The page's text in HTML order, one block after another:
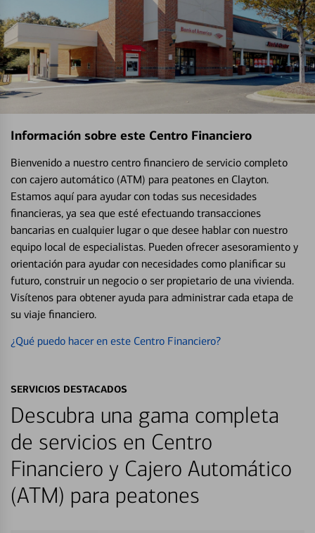
Información sobre este Centro Financiero
Bienvenido a nuestro centro financiero de servicio completo
con cajero automático (ATM) para peatones en Clayton.
Estamos aquí para ayudar con todas sus necesidades
financieras, ya sea que esté efectuando transacciones
bancarias en cualquier lugar o que desee hablar con nuestro
equipo local de especialistas. Pueden ofrecer asesoramiento y
orientación para ayudar con necesidades como planificar su
futuro, construir un negocio o ser propietario de una vivienda.
Visítenos para obtener ayuda para administrar cada etapa de
su viaje financiero.
¿Qué puedo hacer en este Centro Financiero?
SERVICIOS DESTACADOS
Descubra una gama completa
de servicios en Centro
Financiero y Cajero Automático
(ATM) para peatones